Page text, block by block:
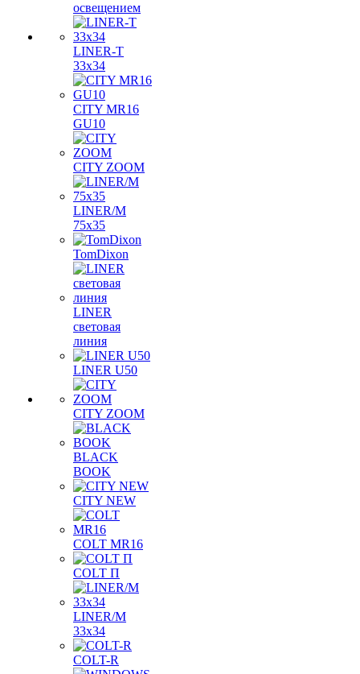
освещением
LINER-T
33x34
CITY MR16
GU10
CITY ZOOM
LINER/M
75х35
TomDixon
LINER
световая
линия
LINER U50
CITY ZOOM
BLACK
BOOK
CITY NEW
COLT MR16
COLT П
LINER/М
33х34
COLT-R